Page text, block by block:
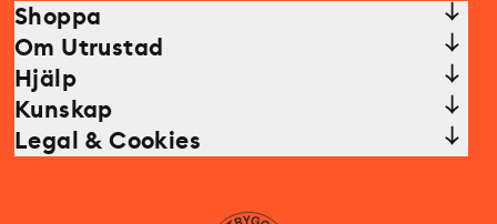
Shoppa
Om Utrustad
Hjälp
Kunskap
Legal & Cookies